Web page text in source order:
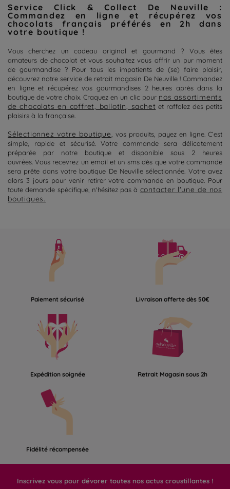
Service Click & Collect De Neuville :
Commandez en ligne et récupérez vos
chocolats français préférés en 2h dans
votre boutique !
Vous cherchez un cadeau original et gourmand ? Vous êtes
amateurs de chocolat et vous souhaitez vous offrir un pur moment
de gourmandise ? Pour tous les impatients de (se) faire plaisir,
découvrez notre service de retrait magasin De Neuville ! Commandez
en ligne et récupérez vos gourmandises 2 heures après dans la
boutique de votre choix. Craquez en un clic pour nos assortiments
de chocolats en coffret, ballotin, sachet et raffolez des petits
plaisirs à la française.
Sélectionnez votre boutique , vos produits, payez en ligne. C’est
simple, rapide et sécurisé. Votre commande sera délicatement
préparée par notre boutique et disponible sous 2 heures
ouvrées. Vous recevrez un email et un sms dès que votre commande
sera prête dans votre boutique De Neuville sélectionnée. Votre avez
alors 3 jours pour venir retirer votre commande en boutique. Pour
toute demande spécifique, n'hésitez pas à contacter l'une de nos
boutiques.
Paiement sécurisé Livraison offerte dès 50€
Expédition soignée Retrait Magasin sous 2h
Fidélité récompensée
Inscrivez vous pour dévorer toutes nos actus croustillantes !